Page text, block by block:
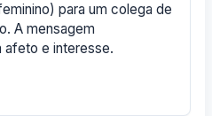
para um colega de
A mensagem
e interesse.